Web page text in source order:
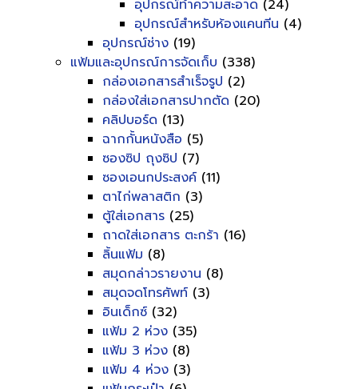
อุปกรณ์ทำความสะอาด (24)
อุปกรณ์สำหรับห้องแคนทีน (4)
อุปกรณ์ช่าง (19)
แฟ้มและอุปกรณ์การจัดเก็บ (338)
กล่องเอกสารสำเร็จรูป (2)
กล่องใส่เอกสารปากตัด (20)
คลิปบอร์ด (13)
ฉากกั้นหนังสือ (5)
ซองซิป ถุงซิป (7)
ซองเอนกประสงค์ (11)
ตาไก่พลาสติก (3)
ตู้ใส่เอกสาร (25)
ถาดใส่เอกสาร ตะกร้า (16)
ลิ้นแฟ้ม (8)
สมุดกล่าวรายงาน (8)
สมุดจดโทรศัพท์ (3)
อินเด็กซ์ (32)
แฟ้ม 2 ห่วง (35)
แฟ้ม 3 ห่วง (8)
แฟ้ม 4 ห่วง (3)